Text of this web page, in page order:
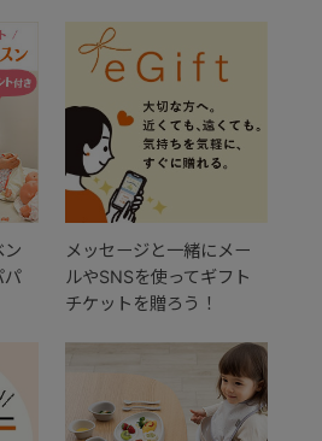
ン
パ
メッセージと一緒にメー
ルやSNSを使ってギフト
チケットを贈ろう！